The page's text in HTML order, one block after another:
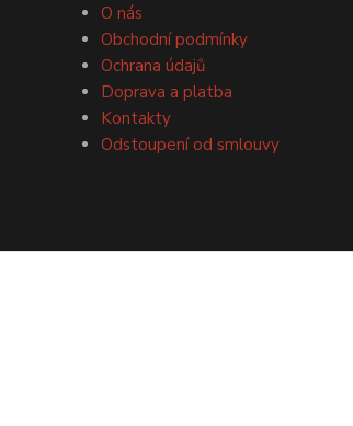
O nás
Obchodní podmínky
Ochrana údajů
Doprava a platba
Kontakty
Odstoupení od smlouvy